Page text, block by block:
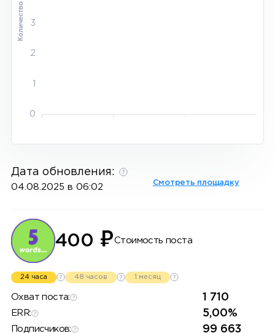
3
2
1
0
Количество
Дата обновления:
04.08.2025 в 06:02 Смотреть площадку
400 ₽Стоимость поста
24 часа 48 часов 1 месяц
Охват поста: 1 710
ERR: 5,00%
Подписчиков: 99 663